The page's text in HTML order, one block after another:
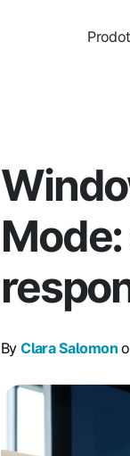
ByClara Salomon